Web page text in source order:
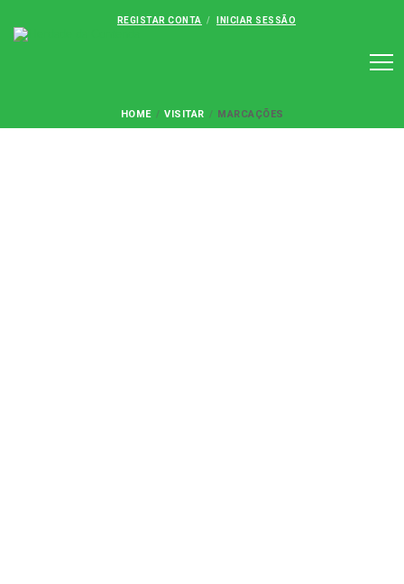
REGISTAR CONTA INICIAR SESSÃO
HOME VISITAR MARCAÇÕES